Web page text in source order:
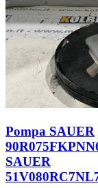
Pompa SAUER
SAUER